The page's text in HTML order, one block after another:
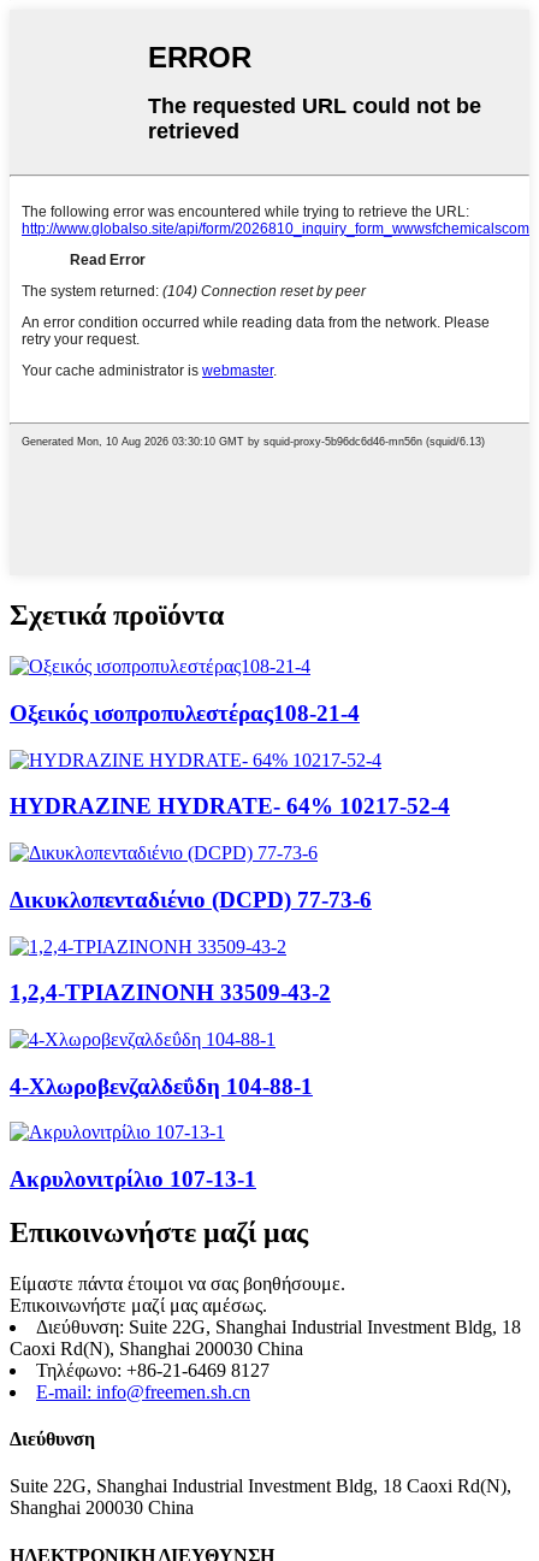
Σχετικά προϊόντα
Οξεικός ισοπροπυλεστέρας108-21-4
HYDRAZINE HYDRATE- 64% 10217-52-4
Δικυκλοπενταδιένιο (DCPD) 77-73-6
1,2,4-ΤΡΙΑΖΙΝΟΝΗ 33509-43-2
4-Χλωροβενζαλδεΰδη 104-88-1
Ακρυλονιτρίλιο 107-13-1
Επικοινωνήστε μαζί μας
Είμαστε πάντα έτοιμοι να σας βοηθήσουμε.
Επικοινωνήστε μαζί μας αμέσως.
Διεύθυνση: Suite 22G, Shanghai Industrial Investment Bldg, 18
Caoxi Rd(N), Shanghai 200030 China
Τηλέφωνο: +86-21-6469 8127
E-mail: info@freemen.sh.cn
Διεύθυνση
Suite 22G, Shanghai Industrial Investment Bldg, 18 Caoxi Rd(N),
Shanghai 200030 China
ΗΛΕΚΤΡΟΝΙΚΗ ΔΙΕΥΘΥΝΣΗ